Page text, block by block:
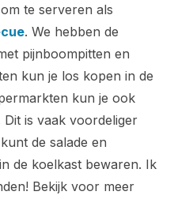
te serveren als
. We hebben de
pijnboompitten en
kun je los kopen in de
kun je ook
is vaak voordeliger
de salade en
de koelkast bewaren. Ik
Bekijk voor meer